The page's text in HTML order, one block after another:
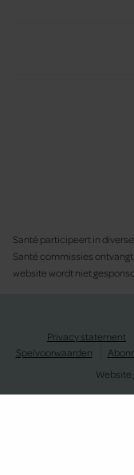
Santé participeert in
Santé commissies
website wordt niet
Privacy statement
Spelvoorwaarden
Website